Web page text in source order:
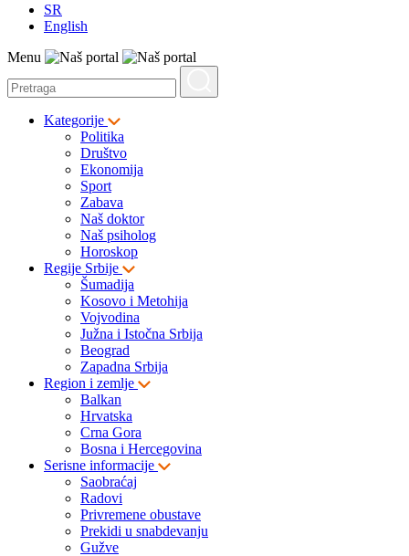
SR
English
Menu
Kategorije
Politika
Društvo
Ekonomija
Sport
Zabava
Naš doktor
Naš psiholog
Horoskop
Regije Srbije
Šumadija
Kosovo i Metohija
Vojvodina
Južna i Istočna Srbija
Beograd
Zapadna Srbija
Region i zemlje
Balkan
Hrvatska
Crna Gora
Bosna i Hercegovina
Serisne informacije
Saobraćaj
Radovi
Privremene obustave
Prekidi u snabdevanju
Gužve